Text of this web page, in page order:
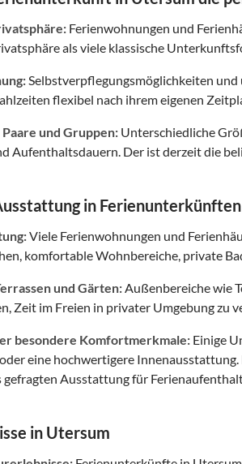
Ferienwohnungen und
als viele klassische
Selbstverpflegungsmöglichkeiten und
flexibel nach ihrem eigenen
und Gruppen: Unterschiedliche
Aufenthaltsdauern. Der ist derzeit die
in
Viele Ferienwohnungen und
komfortable Wohnbereiche, private
und Gärten:Außenbereiche wie
Zeit im Freien in privater Umgebung zu
besondere Komfortmerkmale: Einige
eine hochwertigere
gefragten Ausstattung für
in Utersum